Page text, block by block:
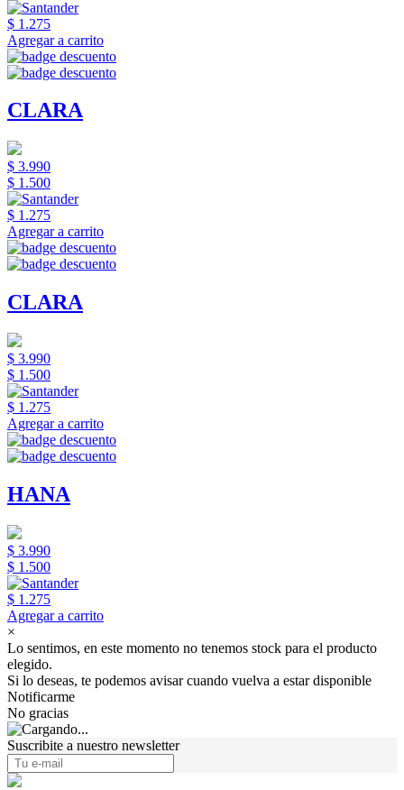
$ 1.275
Agregar a carrito
CLARA
$ 3.990
$ 1.500
$ 1.275
Agregar a carrito
CLARA
$ 3.990
$ 1.500
$ 1.275
Agregar a carrito
HANA
$ 3.990
$ 1.500
$ 1.275
Agregar a carrito
×
Lo sentimos, en este momento no tenemos stock para el producto
elegido.
Si lo deseas, te podemos avisar cuando vuelva a estar disponible
Notificarme
No gracias
Suscribite a nuestro newsletter